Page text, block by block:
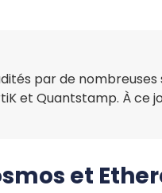
par de
et Quantstamp. À ce
et